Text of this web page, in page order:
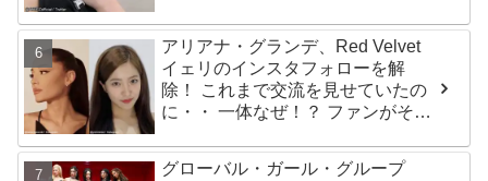
アリアナ・グランデ、Red Velvet
イェリのインスタフォローを解
除！ これまで交流を見せていたの
に・・ 一体なぜ！？ ファンがその
グローバル・ガール・グループ